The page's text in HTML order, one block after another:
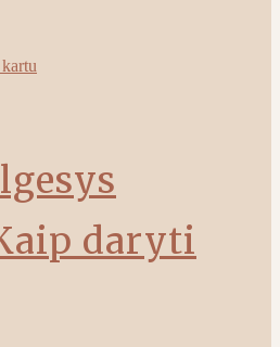
daryti